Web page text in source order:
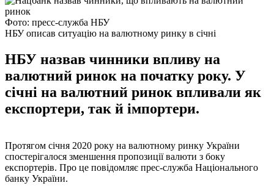
Фото: пресс-служба НБУ
НБУ описав ситуацію на валютному ринку в січні
НБУ назвав чинники впливу на
валютний ринок на початку року. У
січні на валютний ринок впливали як
експортери, так й імпортери.
Протягом січня 2020 року на валютному ринку України
спостерігалося зменшення пропозиції валюти з боку
експортерів. Про це повідомляє прес-служба Національного
банку України.